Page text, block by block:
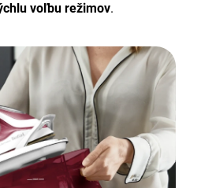
voľbu režimov.